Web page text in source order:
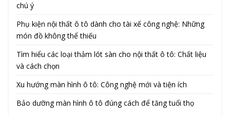
chú ý
Phụ kiện nội thất ô tô dành cho tài xế công nghệ: Những
món đồ không thể thiếu
Tìm hiểu các loại thảm lót sàn cho nội thất ô tô: Chất liệu
và cách chọn
Xu hướng màn hình ô tô: Công nghệ mới và tiện ích
Bảo dưỡng màn hình ô tô đúng cách để tăng tuổi thọ